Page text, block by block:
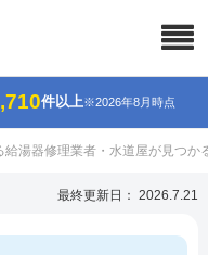
件以上※2026年8月時点
給湯器修理業者・水道屋が見つか
最終更新日： 2026.7.21